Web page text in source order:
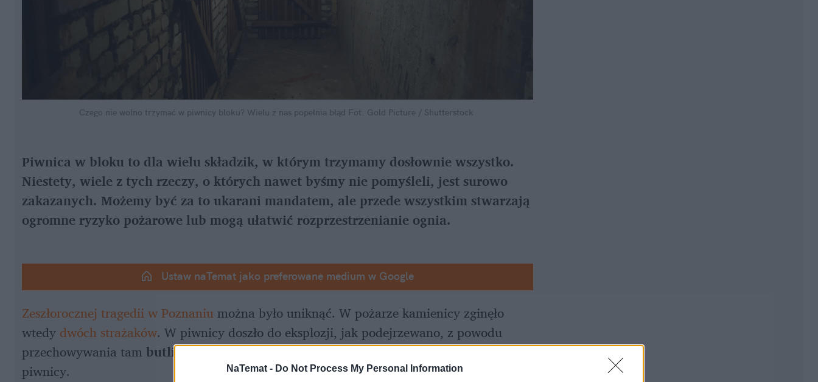
NaTemat - Do Not Process My Personal Information
Czego nie wolno trzymać w piwnicy bloku? Wielu z nas popełnia błąd Fot. Gold Picture / Shutterstock
Piwnica w bloku to dla wielu składzik, w którym trzymamy dosłownie wszystko.
Niestety, wiele z tych rzeczy, o których nawet byśmy nie pomyśleli, jest surowo
zakazanych. Możemy być za to ukarani mandatem, ale przede wszystkim stwarzają
ogromne ryzyko pożarowe lub mogą ułatwić rozprzestrzenianie ognia.
Ustaw naTemat jako preferowane medium w Google
Zeszłorocznej tragedii w Poznaniu można było uniknąć. W pożarze kamienicy zginęło
wtedy dwóch strażaków. W piwnicy doszło do eksplozji, jak podejrzewano, z powodu
przechowywania tam butli z gazem. To jedna z tych rzeczy, których nie wolno trzymać w
piwnicy.